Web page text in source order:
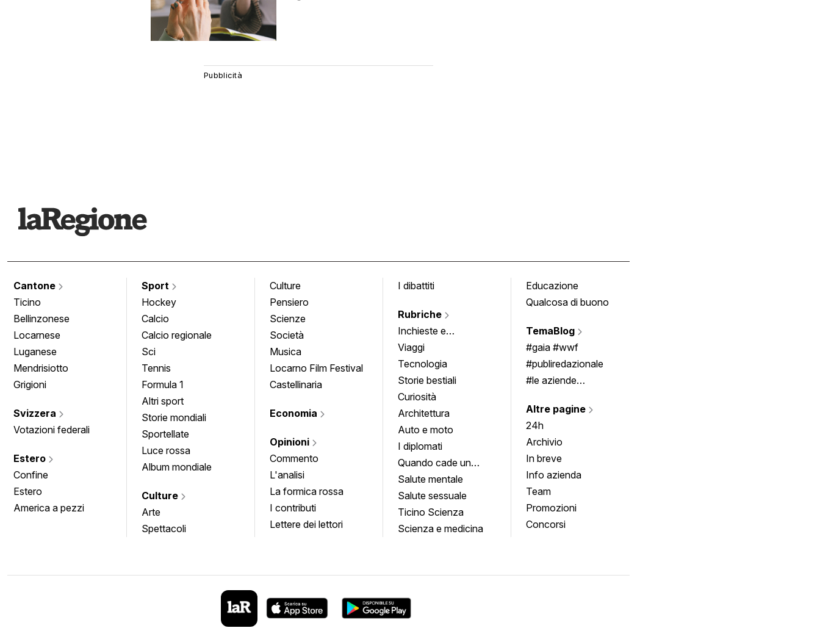
Cantone
Ticino
Bellinzonese
Locarnese
Luganese
Mendrisiotto
Grigioni
Svizzera
Votazioni federali
Estero
Confine
Estero
America a pezzi
Sport
Hockey
Calcio
Calcio regionale
Sci
Tennis
Formula 1
Altri sport
Storie mondiali
Sportellate
Luce rossa
Album mondiale
Culture
Arte
Spettacoli
Culture
Pensiero
Scienze
Società
Musica
Locarno Film Festival
Castellinaria
Economia
Opinioni
Commento
L'analisi
La formica rossa
I contributi
Lettere dei lettori
I dibattiti
Rubriche
Inchieste e
approfondimenti
Viaggi
Tecnologia
Storie bestiali
Curiosità
Architettura
Auto e moto
I diplomati
Quando cade un
quadro
Salute mentale
Salute sessuale
Ticino Scienza
Scienza e medicina
Educazione
Qualcosa di buono
TemaBlog
#gaia #wwf
#publiredazionale
#le aziende
Altre pagine
24h
Archivio
In breve
Info azienda
Team
Promozioni
Concorsi